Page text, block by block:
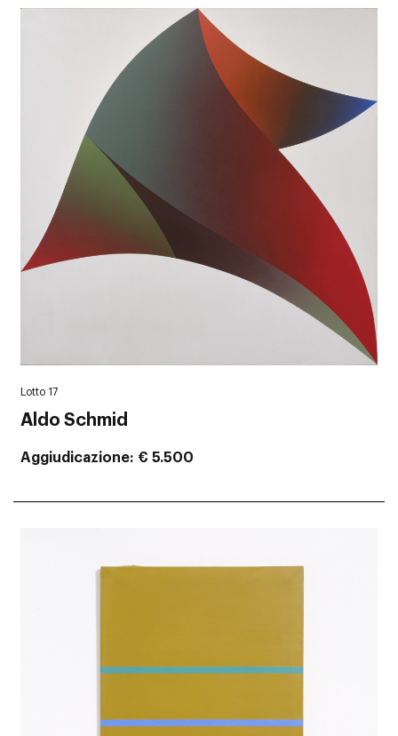
Lotto 17
Aldo Schmid
Aggiudicazione € 5.500